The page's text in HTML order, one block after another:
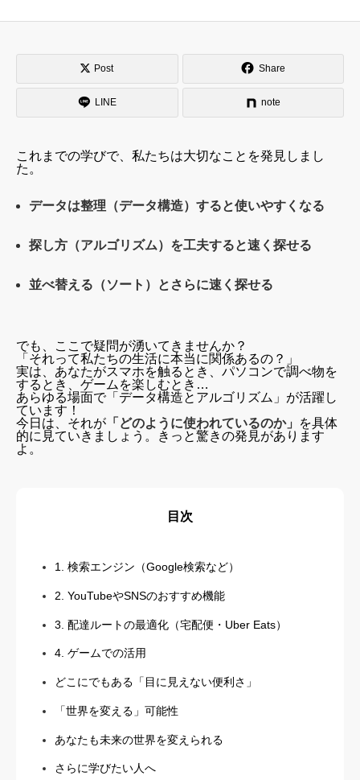
Post Share
LINE note
これまでの学びで、私たちは大切なことを発見しまし
た。
データは整理（データ構造）すると使いやすくなる
探し方（アルゴリズム）を工夫すると速く探せる
並べ替える（ソート）とさらに速く探せる
でも、ここで疑問が湧いてきませんか？
「それって私たちの生活に本当に関係あるの？」
実は、あなたがスマホを触るとき、パソコンで調べ物を
するとき、ゲームを楽しむとき…
あらゆる場面で「データ構造とアルゴリズム」が活躍し
ています！
今日は、それが 「どのように使われているのか」
を具体
的に見ていきましょう。きっと驚きの発見があります
よ。
目次
1. 検索エンジン（Google検索など）
2. YouTubeやSNSのおすすめ機能
3. 配達ルートの最適化（宅配便・Uber Eats）
4. ゲームでの活用
どこにでもある「目に見えない便利さ」
「世界を変える」可能性
あなたも未来の世界を変えられる
さらに学びたい人へ